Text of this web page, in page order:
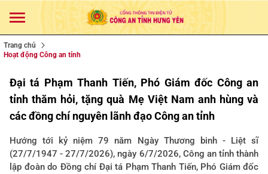
Trang chủ
Hoạt động Công an tỉnh
Đại tá Phạm Thanh Tiến, Phó Giám đốc Công an
tỉnh thăm hỏi, tặng quà Mẹ Việt Nam anh hùng và
các đồng chí nguyên lãnh đạo Công an tỉnh
Hướng tới kỷ niệm 79 năm Ngày Thương binh - Liệt sĩ
(27/7/1947 - 27/7/2026), ngày 6/7/2026, Công an tỉnh thành
lập đoàn do Đồng chí Đại tá Phạm Thanh Tiến, Phó Giám đốc